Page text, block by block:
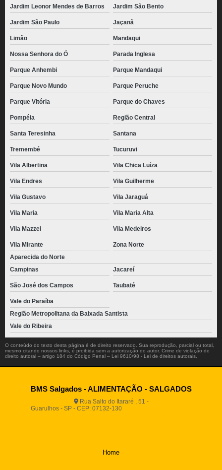
Jardim Leonor Mendes de Barros Jardim São Bento
Jardim São Paulo Jaçanã
Limão Mandaqui
Nossa Senhora do Ó Parada Inglesa
Parque Anhembi Parque Mandaqui
Parque Novo Mundo Parque Peruche
Parque Vitória Parque do Chaves
Pompéia Região Central
Santa Teresinha Santana
Tremembé Tucuruvi
Vila Albertina Vila Chica Luíza
Vila Endres Vila Guilherme
Vila Gustavo Vila Jaraguá
Vila Maria Vila Maria Alta
Vila Mazzei Vila Medeiros
Vila Mirante
Zona Norte
Aparecida do Norte
Campinas
Jacareí
São José dos Campos Taubaté
Vale do Paraíba
Região Metropolitana da Baixada Santista
Vale do Ribeira
O conteúdo do texto desta página é de direito reservado. Sua reprodução, parcial ou total,
mesmo citando nossos links, é proibida sem a autorização do autor. Crime de violação de
direito autoral – artigo 184 do Código Penal – Lei 9610/98 - Lei de direitos autorais.
BMS Salgados - ALIMENTAÇÃO - SALGADOS
Rua Salto do Itararé , 51 -
Guarulhos - SP - CEP: 07132-130
Home